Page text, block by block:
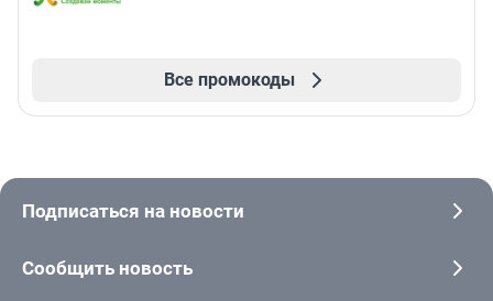
Все промокоды
Подписаться на новости
Сообщить новость